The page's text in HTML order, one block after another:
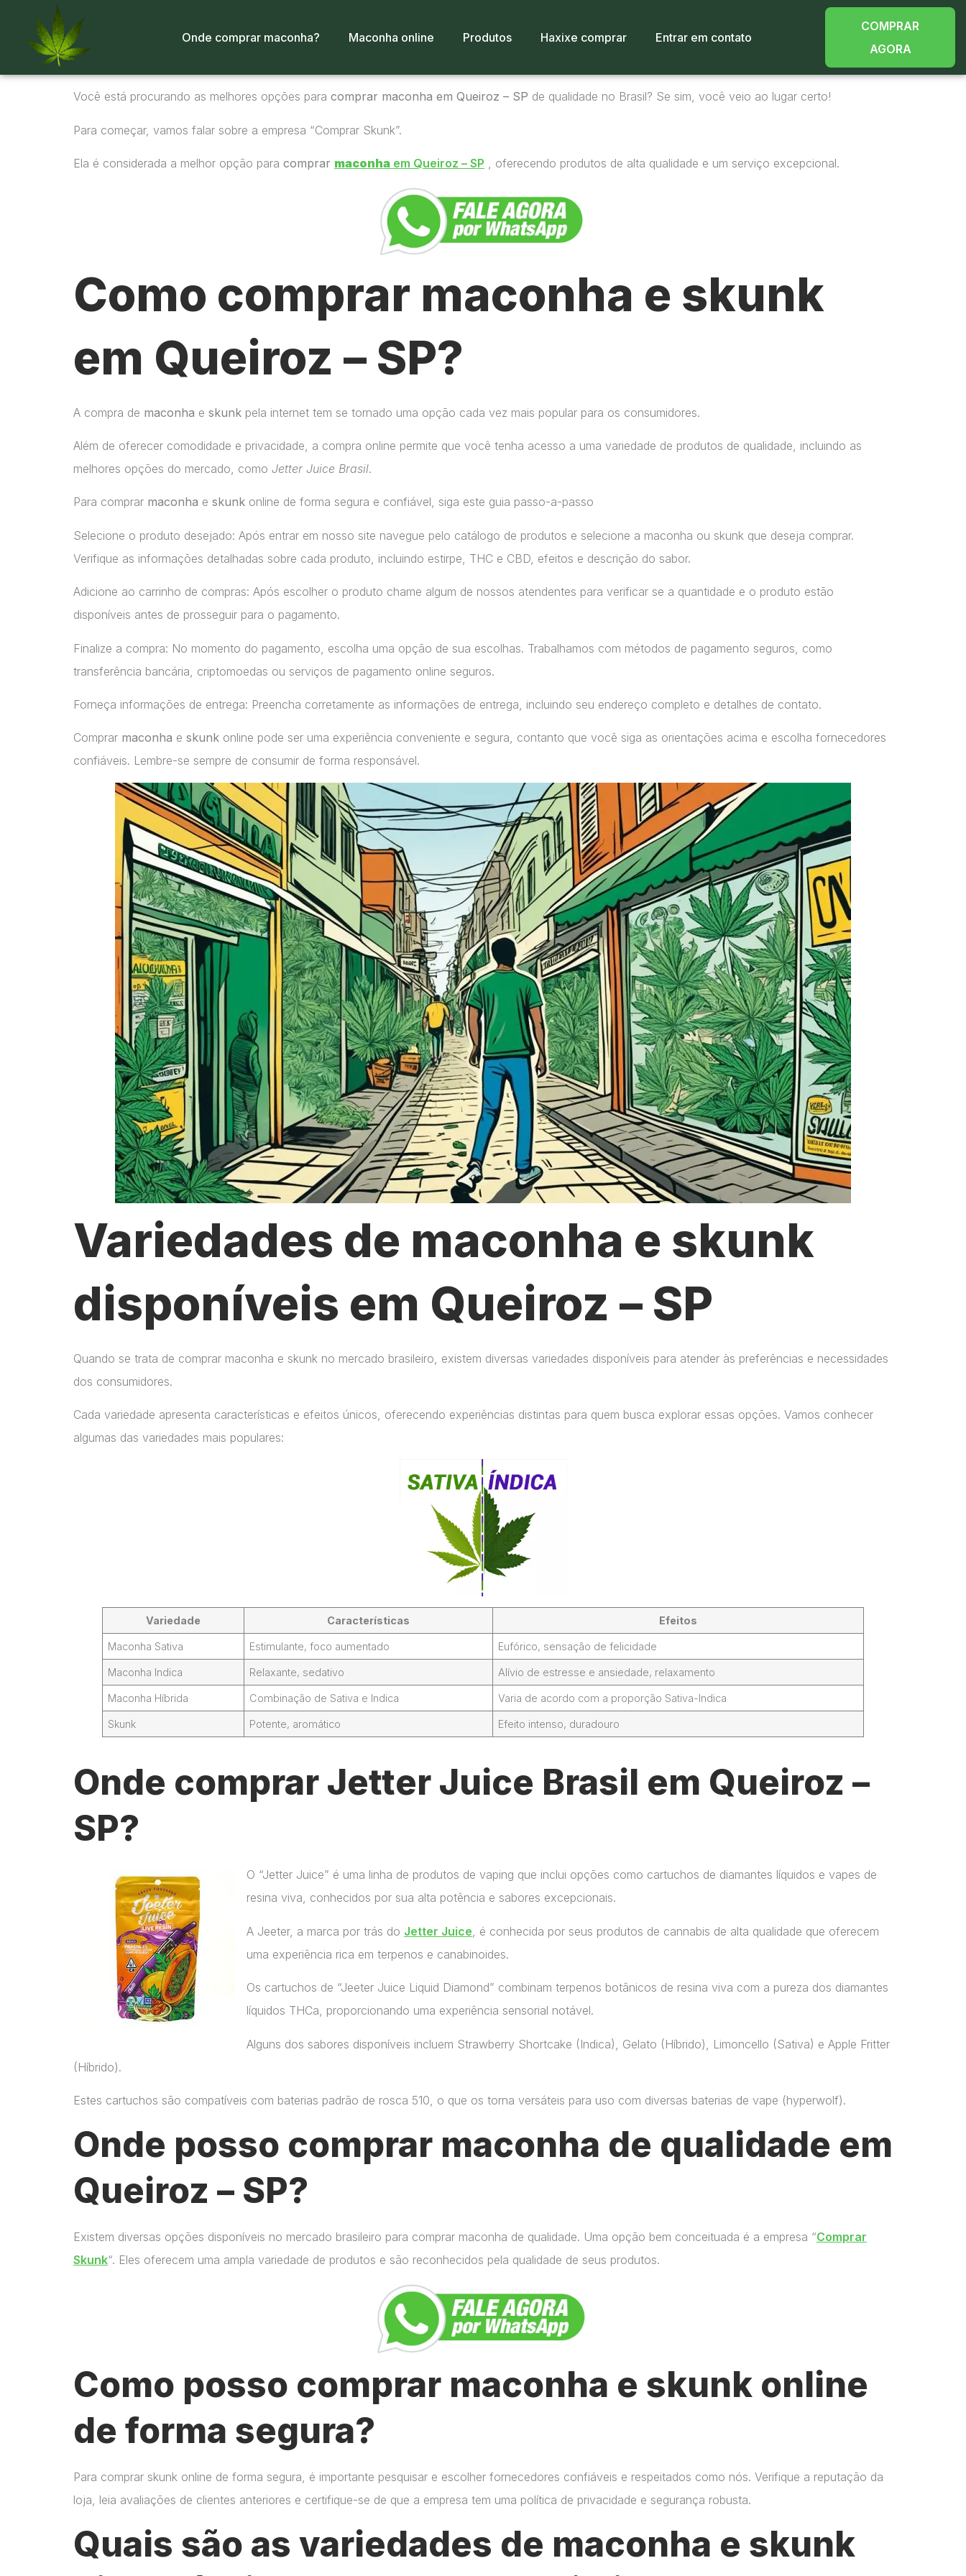
Onde comprar maconha? Maconha online Produtos Haxixe comprar Entrar em contato
COMPRAR
AGORA
Você está procurando as melhores opções para comprar maconha em Queiroz – SP de qualidade no Brasil? Se sim, você veio ao lugar certo!
Para começar, vamos falar sobre a empresa “Comprar Skunk”.
Ela é considerada a melhor opção para comprar maconha em Queiroz – SP , oferecendo produtos de alta qualidade e um serviço excepcional.
Como comprar maconha e skunk
em Queiroz – SP?
A compra de maconha e skunk pela internet tem se tornado uma opção cada vez mais popular para os consumidores.
Além de oferecer comodidade e privacidade, a compra online permite que você tenha acesso a uma variedade de produtos de qualidade, incluindo as
melhores opções do mercado, como Jetter Juice Brasil.
Para comprar maconha e skunk online de forma segura e confiável, siga este guia passo-a-passo
Selecione o produto desejado: Após entrar em nosso site navegue pelo catálogo de produtos e selecione a maconha ou skunk que deseja comprar.
Verifique as informações detalhadas sobre cada produto, incluindo estirpe, THC e CBD, efeitos e descrição do sabor.
Adicione ao carrinho de compras: Após escolher o produto chame algum de nossos atendentes para verificar se a quantidade e o produto estão
disponíveis antes de prosseguir para o pagamento.
Finalize a compra: No momento do pagamento, escolha uma opção de sua escolhas. Trabalhamos com métodos de pagamento seguros, como
transferência bancária, criptomoedas ou serviços de pagamento online seguros.
Forneça informações de entrega: Preencha corretamente as informações de entrega, incluindo seu endereço completo e detalhes de contato.
Comprar maconha e skunk online pode ser uma experiência conveniente e segura, contanto que você siga as orientações acima e escolha fornecedores
confiáveis. Lembre-se sempre de consumir de forma responsável.
Variedades de maconha e skunk
disponíveis em Queiroz – SP
Quando se trata de comprar maconha e skunk no mercado brasileiro, existem diversas variedades disponíveis para atender às preferências e necessidades
dos consumidores.
Cada variedade apresenta características e efeitos únicos, oferecendo experiências distintas para quem busca explorar essas opções. Vamos conhecer
algumas das variedades mais populares:
Variedade Características Efeitos
Maconha Sativa Estimulante, foco aumentado Eufórico, sensação de felicidade
Maconha Indica Relaxante, sedativo Alívio de estresse e ansiedade, relaxamento
Maconha Híbrida Combinação de Sativa e Indica Varia de acordo com a proporção Sativa-Indica
Skunk Potente, aromático Efeito intenso, duradouro
Onde comprar Jetter Juice Brasil em Queiroz –
SP?
O “Jetter Juice” é uma linha de produtos de vaping que inclui opções como cartuchos de diamantes líquidos e vapes de
resina viva, conhecidos por sua alta potência e sabores excepcionais.
A Jeeter, a marca por trás do Jetter Juice , é conhecida por seus produtos de cannabis de alta qualidade que oferecem
uma experiência rica em terpenos e canabinoides.
Os cartuchos de “Jeeter Juice Liquid Diamond” combinam terpenos botânicos de resina viva com a pureza dos diamantes
líquidos THCa, proporcionando uma experiência sensorial notável.
Alguns dos sabores disponíveis incluem Strawberry Shortcake (Indica), Gelato (Híbrido), Limoncello (Sativa) e Apple Fritter
(Híbrido).
Estes cartuchos são compatíveis com baterias padrão de rosca 510, o que os torna versáteis para uso com diversas baterias de vape​ (hyperwolf)​.
Onde posso comprar maconha de qualidade em
Queiroz – SP?
Existem diversas opções disponíveis no mercado brasileiro para comprar maconha de qualidade. Uma opção bem conceituada é a empresa “Comprar
Skunk“. Eles oferecem uma ampla variedade de produtos e são reconhecidos pela qualidade de seus produtos.
Como posso comprar maconha e skunk online
de forma segura?
Para comprar skunk online de forma segura, é importante pesquisar e escolher fornecedores confiáveis e respeitados como nós. Verifique a reputação da
loja, leia avaliações de clientes anteriores e certifique-se de que a empresa tem uma política de privacidade e segurança robusta.
Quais são as variedades de maconha e skunk